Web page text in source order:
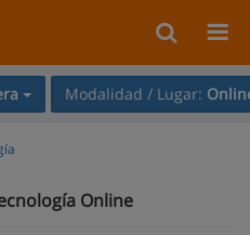
Modalidad / Lugar:
Online